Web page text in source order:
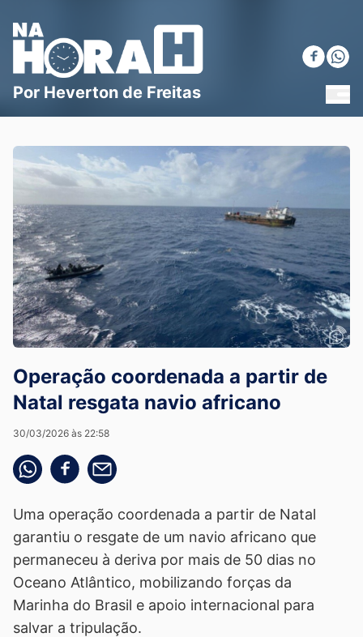
Blog Na Hora H
Por Heverton de Freitas
Operação coordenada a partir de
Natal resgata navio africano
30/03/2026 às 22:58
Compartilhe pelo whatsapp
Compartilhar no facebook
Compartilhe pelo email
Uma operação coordenada a partir de Natal
garantiu o resgate de um navio africano que
permaneceu à deriva por mais de 50 dias no
Oceano Atlântico, mobilizando forças da
Marinha do Brasil e apoio internacional para
salvar a tripulação.